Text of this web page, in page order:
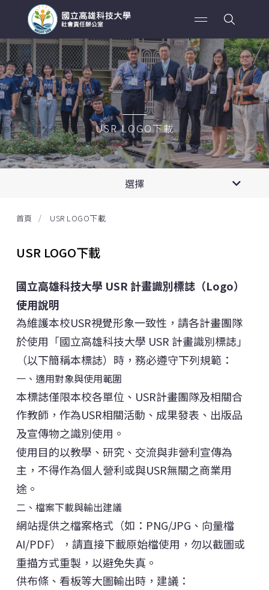
USR LOGO下載
選擇
成立願景
首頁 USR LOGO下載
USR LOGO下載
國立高雄科技大學 USR 計畫識別標誌（Logo）
使用說明
為維護本校USR視覺形象一致性，請各計畫團隊
於使用「國立高雄科技大學 USR 計畫識別標誌」
（以下簡稱本標誌）時，務必遵守下列規範：
一、適用對象與使用範圍
本標誌僅限本校各單位、USR計畫團隊及相關合
作教師，作為USR相關活動、成果發表、出版品
及宣傳物之識別使用。
使用目的以教學、研究、交流與非營利宣傳為
主，不得作為個人營利或與USR無關之商業用
途。
二、檔案下載與輸出建議
網站提供之檔案格式（如：PNG/JPG、向量檔
AI/PDF），請直接下載原始檔使用，勿以截圖或
重描方式重製，以避免失真。
供布條、看板等大圖輸出時，建議：